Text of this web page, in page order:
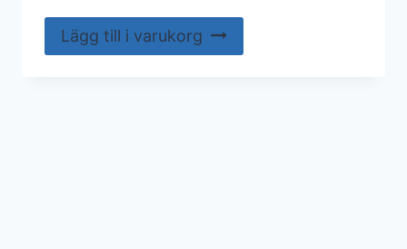
Lägg till i varukorg